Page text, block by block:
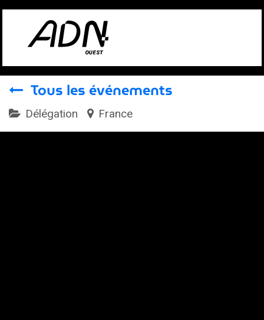
Se rendre au contenu
Tous les événements
Délégation France